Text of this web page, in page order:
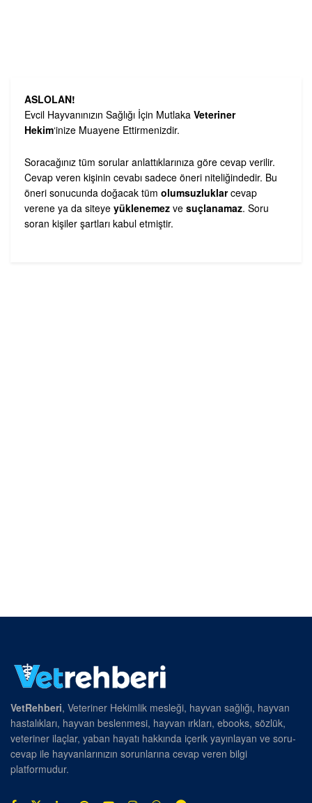
ASLOLAN!
Evcil Hayvanınızın Sağlığı İçin Mutlaka Veteriner
Hekim‘inize Muayene Ettirmenizdir.
Soracağınız tüm sorular anlattıklarınıza göre cevap verilir.
Cevap veren kişinin cevabı sadece öneri niteliğindedir. Bu
öneri sonucunda doğacak tüm olumsuzluklarcevap
verene ya da siteye yüklenemez ve suçlanamaz. Soru
soran kişiler şartları kabul etmiştir.
VetRehberi, Veteriner Hekimlik mesleği, hayvan sağlığı, hayvan
hastalıkları, hayvan beslenmesi, hayvan ırkları, ebooks, sözlük,
veteriner ilaçlar, yaban hayatı hakkında içerik yayınlayan ve soru-
cevap ile hayvanlarınızın sorunlarına cevap veren bilgi
platformudur.